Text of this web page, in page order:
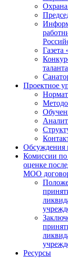
Охрана
Проектное
Обсуждения
Комиссии по
оценке
МОО
Ресурсы